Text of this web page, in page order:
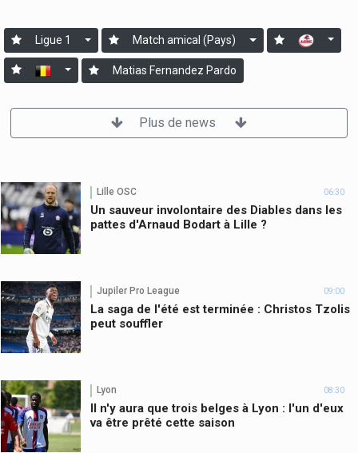
Ligue 1 Match amical (Pays)
Matias Fernandez Pardo
Plus de news
Lille OSC 06:30
Un sauveur involontaire des Diables dans les
pattes d'Arnaud Bodart à Lille ?
Jupiler Pro League 09:00
La saga de l'été est terminée : Christos Tzolis
peut souffler
Lyon 08:30
Il n'y aura que trois belges à Lyon : l'un d'eux
va être prêté cette saison